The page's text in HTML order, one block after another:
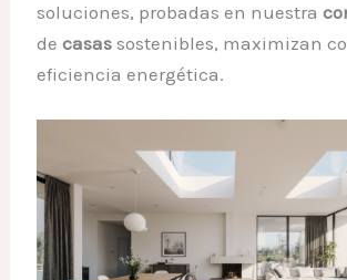
soluciones, probadas en nuestra
decasas sostenibles, maximizan
eficiencia energética.